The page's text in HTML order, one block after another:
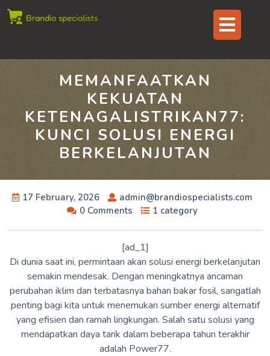
Skip
MEMANFAATKAN
KEKUATAN
KETENAGALISTRIKAN77:
KUNCI SOLUSI ENERGI
BERKELANJUTAN
17 February, 2026
admin@brandiospecialists.com
0 Comments
1 category
[ad_1]
Di dunia saat ini, permintaan akan solusi energi berkelanjutan
semakin mendesak. Dengan meningkatnya ancaman
perubahan iklim dan terbatasnya bahan bakar fosil, sangatlah
penting bagi kita untuk menemukan sumber energi alternatif
yang efisien dan ramah lingkungan. Salah satu solusi yang
mendapatkan daya tarik dalam beberapa tahun terakhir
adalah Power77.